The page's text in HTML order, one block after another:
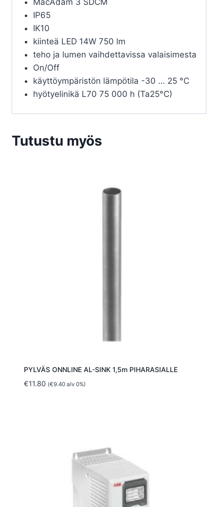
MacAdam 3 SDCM
IP65
IK10
kiinteä LED 14W 750 lm
teho ja lumen vaihdettavissa valaisimesta
On/Off
käyttöympäristön lämpötila -30 … 25 °C
hyötyelinikä L70 75 000 h (Ta25°C)
Tutustu myös
PYLVÄS ONNLINE AL-SINK 1,5m PIHARASIALLE
€11.80 (€9.40alv 0%)